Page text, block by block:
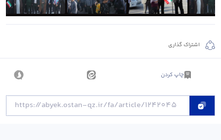
اشتراک گذاری
چاپ کردن